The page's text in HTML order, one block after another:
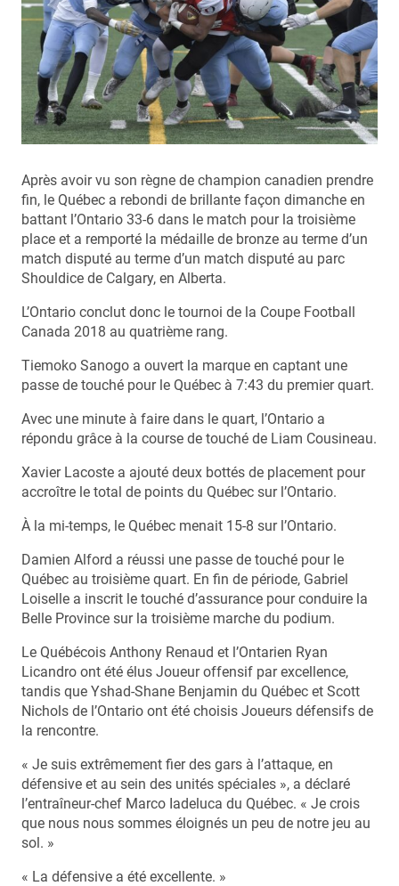
Après avoir vu son règne de champion canadien prendre
fin, le Québec a rebondi de brillante façon dimanche en
battant l’Ontario 33-6 dans le match pour la troisième
place et a remporté la médaille de bronze au terme d’un
match disputé au terme d’un match disputé au parc
Shouldice de Calgary, en Alberta.
L’Ontario conclut donc le tournoi de la Coupe Football
Canada 2018 au quatrième rang.
Tiemoko Sanogo a ouvert la marque en captant une
passe de touché pour le Québec à 7:43 du premier quart.
Avec une minute à faire dans le quart, l’Ontario a
répondu grâce à la course de touché de Liam Cousineau.
Xavier Lacoste a ajouté deux bottés de placement pour
accroître le total de points du Québec sur l’Ontario.
À la mi-temps, le Québec menait 15-8 sur l’Ontario.
Damien Alford a réussi une passe de touché pour le
Québec au troisième quart. En fin de période, Gabriel
Loiselle a inscrit le touché d’assurance pour conduire la
Belle Province sur la troisième marche du podium.
Le Québécois Anthony Renaud et l’Ontarien Ryan
Licandro ont été élus Joueur offensif par excellence,
tandis que Yshad-Shane Benjamin du Québec et Scott
Nichols de l’Ontario ont été choisis Joueurs défensifs de
la rencontre.
« Je suis extrêmement fier des gars à l’attaque, en
défensive et au sein des unités spéciales », a déclaré
l’entraîneur-chef Marco Iadeluca du Québec. « Je crois
que nous nous sommes éloignés un peu de notre jeu au
sol. »
« La défensive a été excellente. »